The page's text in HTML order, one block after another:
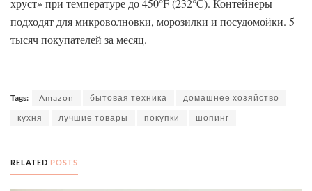
хруст» при температуре до 450°F (232°C). Контейнеры
подходят для микроволновки, морозилки и посудомойки. 5
тысяч покупателей за месяц.
Tags: Amazon бытовая техника
домашнее хозяйство
кухня
лучшие товары покупки шопинг
RELATED POSTS